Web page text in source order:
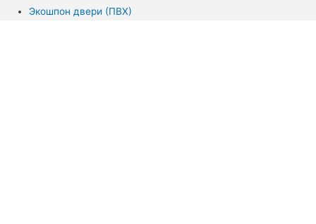
Экошпон двери (ПВХ)